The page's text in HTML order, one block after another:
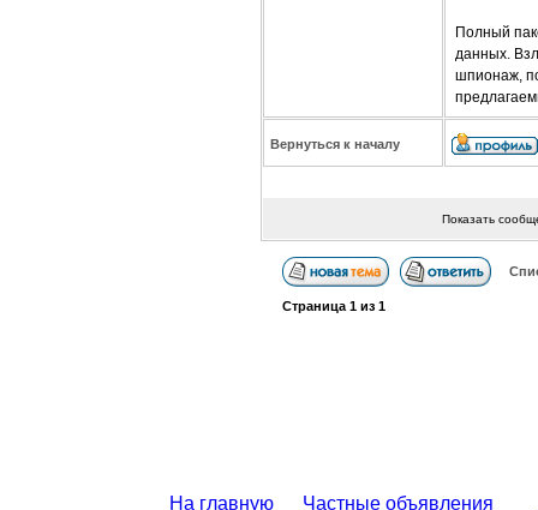
Полный
данных.
шпионаж,
Вернуться к началу
Показать
Страница 1из 1
На главную Частные объявления